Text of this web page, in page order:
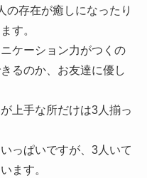
の存在が癒しになったり
す。
ケーション力がつくの
るのか、お友達に優し
上手な所だけは3人揃っ
っぱいですが、3人いて
ます。